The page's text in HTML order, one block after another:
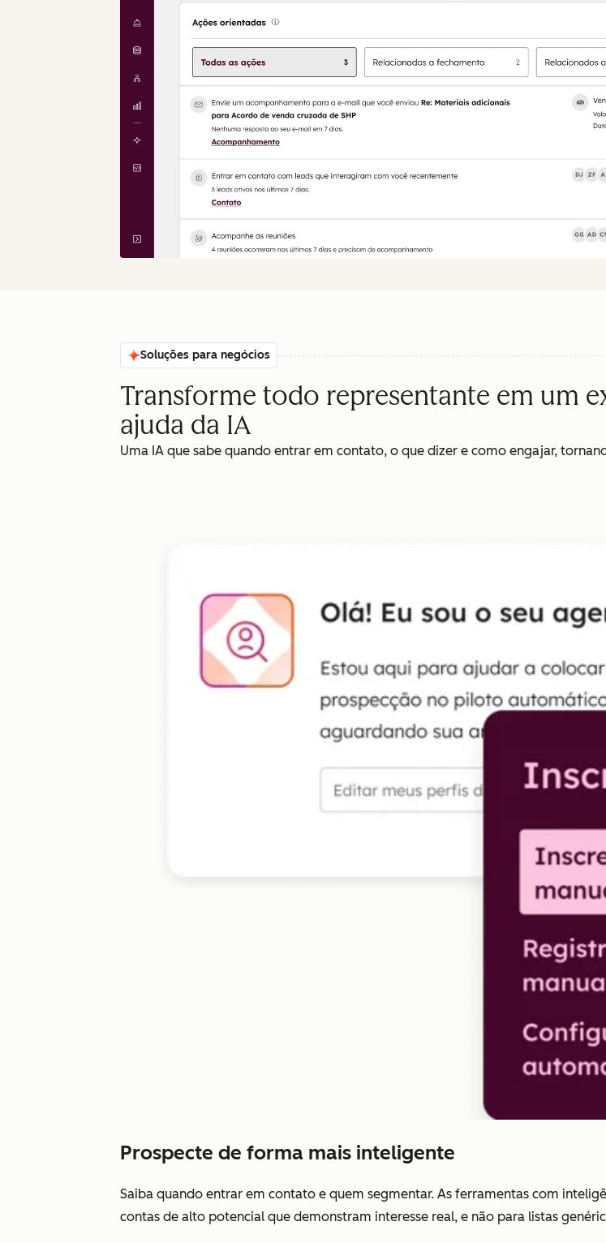
Soluções para negócios
Transforme todo representante em um
ajuda da IA
Uma IA que sabe quando entrar em contato, o que dizer e como engajar,
Prospecte de forma mais inteligente
Saiba quando entrar em contato e quem segmentar. As ferramentas com
contas de alto potencial que demonstram interesse real, e não para listas